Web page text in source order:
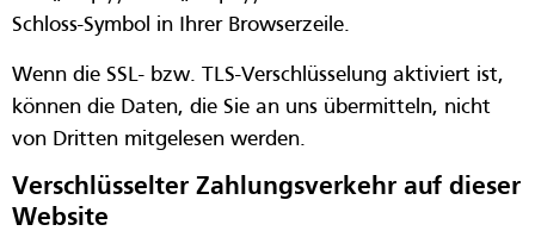
Schloss-Symbol in Ihrer Browserzeile.
Wenn die SSL- bzw. TLS-Verschlüsselung aktiviert ist,
können die Daten, die Sie an uns übermitteln, nicht
von Dritten mitgelesen werden.
Verschlüsselter Zahlungsverkehr auf dieser
Website